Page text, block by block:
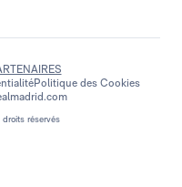
réservés
Politique des Cookies